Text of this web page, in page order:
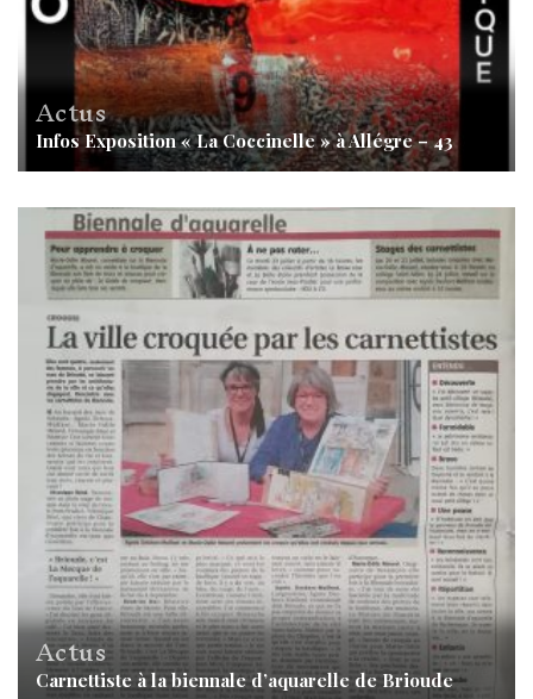
Actus
Infos Exposition « La Coccinelle » à Allégre – 43
Actus
Carnettiste à la biennale d’aquarelle de Brioude